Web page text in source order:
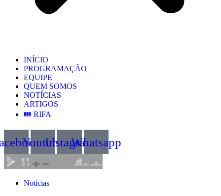
INÍCIO
PROGRAMAÇÃO
EQUIPE
QUEM SOMOS
NOTÍCIAS
ARTIGOS
🎟️ RIFA
YoutubeInstagramWhatsapp
Notícias